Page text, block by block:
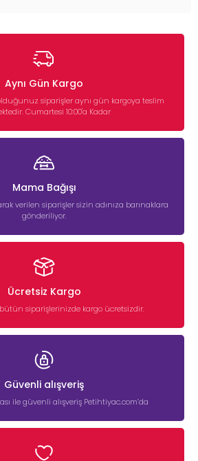
Aynı Gün Kargo
siparişler aynı gün kargoya teslim
Cumartesi 10:00'a Kadar
Mama Bağışı
verilen siparişler sizin adınıza barınaklara
gönderiliyor.
Ücretsiz Kargo
siparişlerinizde kargo ücretsizdir.
Güvenli alışveriş
ile güvenli alışveriş Petihtiyac.com’da